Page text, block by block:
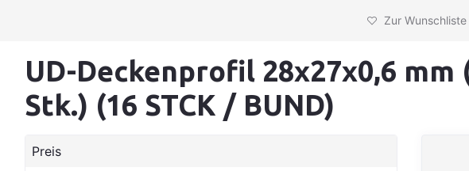
Zur
UD-Deckenprofil 28x27x0,6 mm
Stk.) (16 STCK / BUND)
Preis